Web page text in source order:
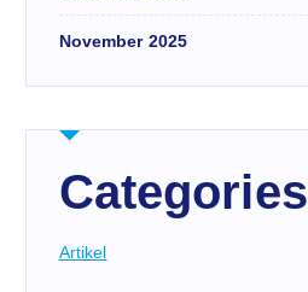
November 2025
Categories
Artikel